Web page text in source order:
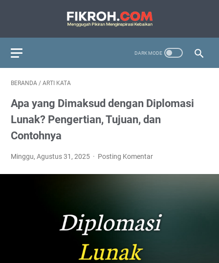
BERANDA / ARTI KATA
Apa yang Dimaksud dengan Diplomasi
Lunak? Pengertian, Tujuan, dan
Contohnya
Minggu, Agustus 31, 2025 Posting Komentar